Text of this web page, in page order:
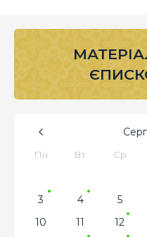
Пн Вт Ср
3
4 5
10
11 12